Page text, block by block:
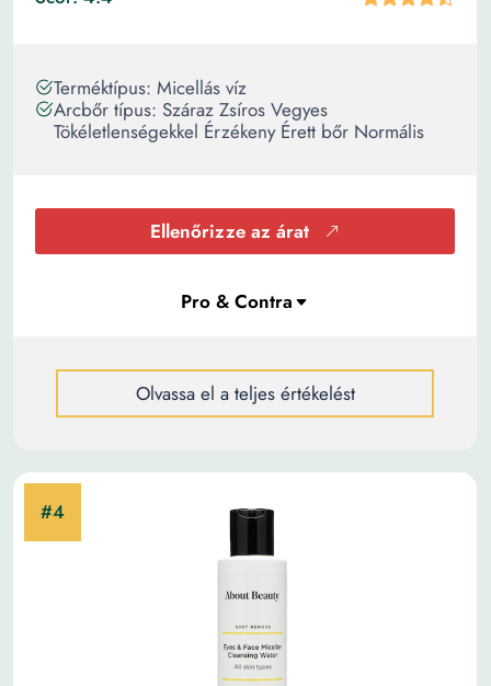
Terméktípus: Micellás víz
Arcbőr típus: Száraz Zsíros Vegyes
Tökéletlenségekkel Érzékeny Érett bőr Normális
Ellenőrizze az árat
Olvassa el a teljes értékelést